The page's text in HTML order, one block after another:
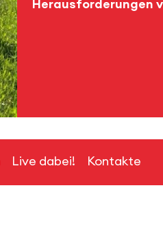
Herausforderungen
Live dabei! Kontakte